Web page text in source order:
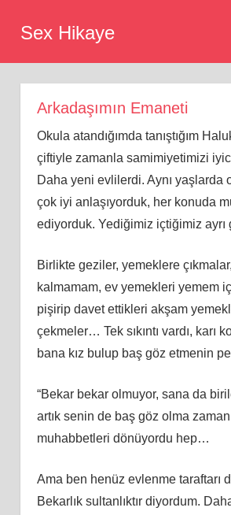
Sex Hikaye
Arkadaşımın Emaneti
Okula atandığımda tanıştığım
çiftiyle zamanla samimiyetimizi
Daha yeni evlilerdi. Aynı yaşlarda
çok iyi anlaşıyorduk, her konuda
ediyorduk. Yediğimiz içtiğimiz ayrı
Birlikte geziler, yemeklere
kalmamam, ev yemekleri yemem
pişirip davet ettikleri akşam
çekmeler… Tek sıkıntı vardı, karı
bana kız bulup baş göz etmenin
“Bekar bekar olmuyor, sana da
artık senin de baş göz olma
muhabbetleri dönüyordu hep…
Ama ben henüz evlenme taraftarı
Bekarlık sultanlıktır diyordum.